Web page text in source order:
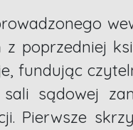
z poprzedniej
fundując
sądowej
Pierwsze